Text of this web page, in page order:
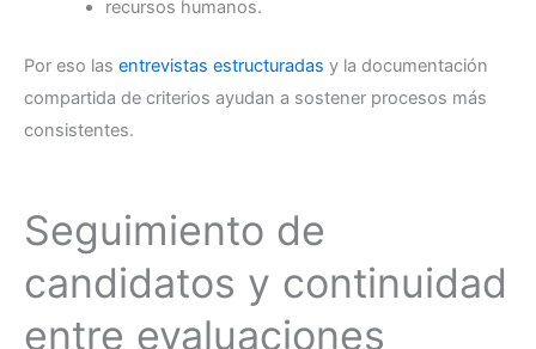
recursos humanos.
Por eso las entrevistas estructuradas y la documentación
compartida de criterios ayudan a sostener procesos más
consistentes.
Seguimiento de
candidatos y continuidad
entre evaluaciones